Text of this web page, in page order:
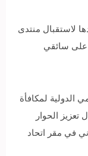
لاستقبال منتدى
أولى على سائقي
الدولية لمكافأة
تعزيز الحوار
في مقر اتحاد